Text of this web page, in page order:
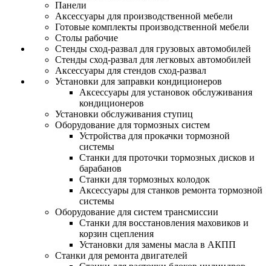
Панели
Аксессуары для производственной мебели
Готовые комплекты производственной мебели
Столы рабочие
Стенды сход-развал для грузовых автомобилей
Стенды сход-развал для легковых автомобилей
Аксессуары для стендов сход-развал
Установки для заправки кондиционеров
Аксессуары для установок обслуживания
кондиционеров
Установки обслуживания ступиц
Оборудование для тормозных систем
Устройства для прокачки тормозной
системы
Станки для проточки тормозных дисков и
барабанов
Станки для тормозных колодок
Аксессуары для станков ремонта тормозной
системы
Оборудование для систем трансмиссии
Станки для восстановления маховиков и
корзин сцепления
Установки для замены масла в АКПП
Станки для ремонта двигателей